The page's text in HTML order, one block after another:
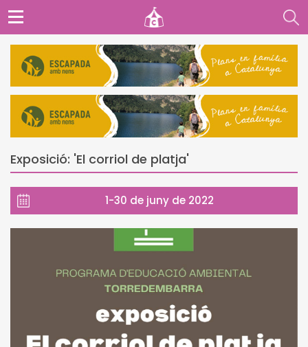
Exposició: 'El corriol de platja'
1-30 de juny de 2022